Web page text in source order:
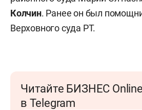
Колчин. Ранее он был
Верховного суда РТ.
Читайте БИЗНЕС Online
в Telegram